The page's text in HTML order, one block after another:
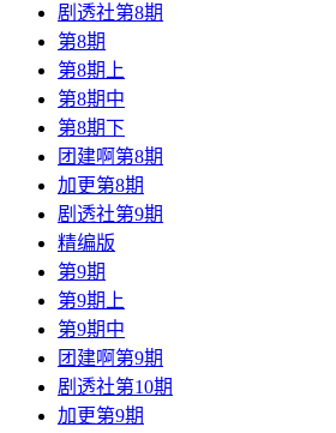
剧透社第8期
第8期
第8期上
第8期中
第8期下
团建啊第8期
加更第8期
剧透社第9期
精编版
第9期
第9期上
第9期中
团建啊第9期
剧透社第10期
加更第9期